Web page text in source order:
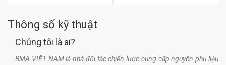
0 đ
Thông số kỹ thuật
Chúng tôi là ai?
BMA VIỆT NAM là nhà đối tác chiến lược cung cấp nguyên phụ liệu